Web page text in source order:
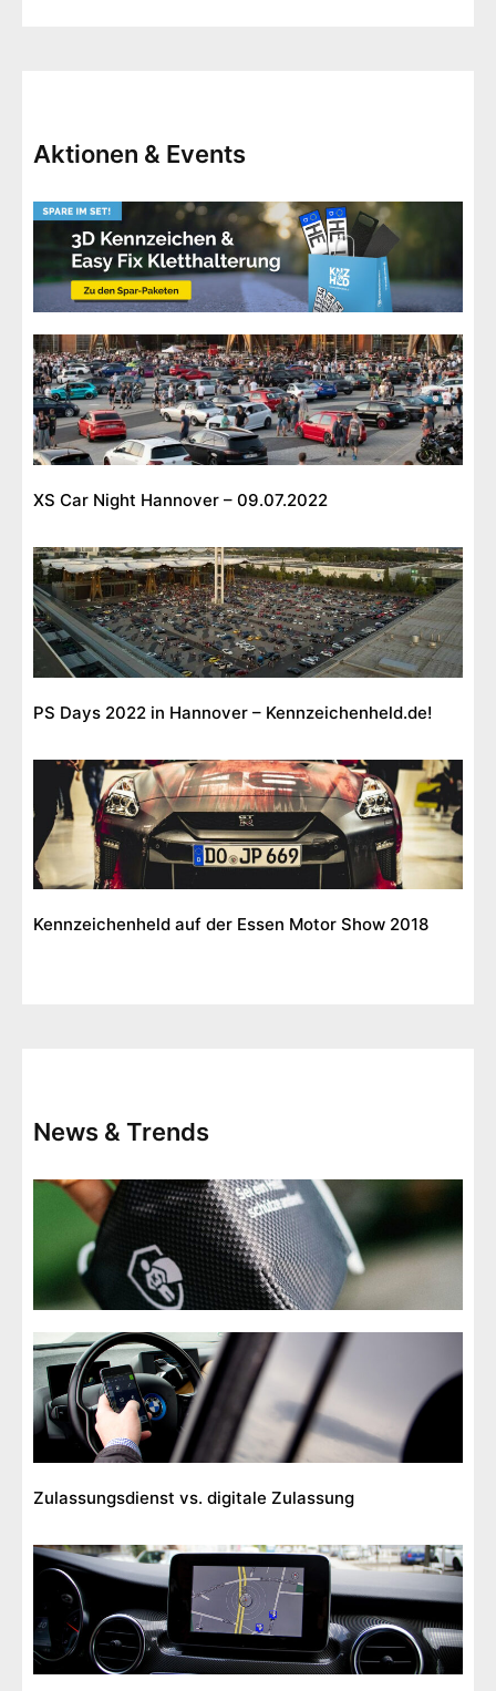
Aktionen & Events
XS Car Night Hannover – 09.07.2022
PS Days 2022 in Hannover – Kennzeichenheld.de!
Kennzeichenheld auf der Essen Motor Show 2018
News & Trends
Zulassungsdienst vs. digitale Zulassung